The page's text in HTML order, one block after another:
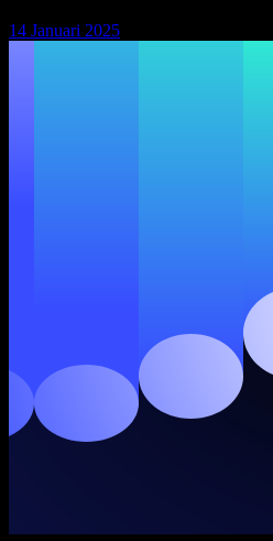
14 Januari 2025